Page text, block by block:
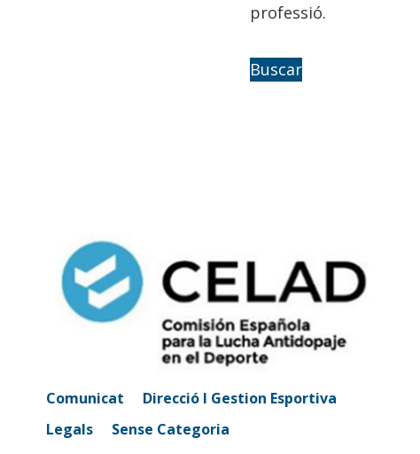
professió.
Buscar
Comunicat
Direcció I Gestion Esportiva
Legals
Sense Categoria